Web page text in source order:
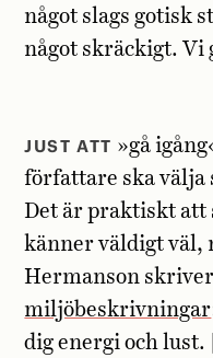
något slags gotisk
något skräckigt. Vi
JUST ATT »gå
författare ska välja
Det är praktiskt att
känner väldigt väl,
Hermanson
miljöbeskrivningar
dig energi och